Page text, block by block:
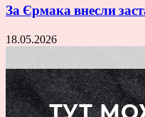
За Єрмака внесли
18.05.2026